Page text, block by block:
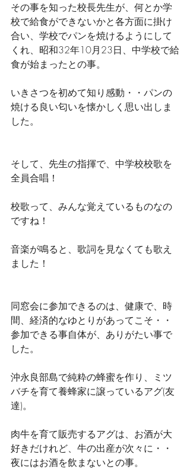
その事を知った校長先生が、何とか学
校で給食ができないかと各方面に掛け
合い、学校でパンを焼けるようにして
くれ、昭和32年10月23日、中学校で給
食が始まったとの事。
いきさつを初めて知り感動・・パンの
焼ける良い匂いを懐かしく思い出しま
した。
そして、先生の指揮で、中学校校歌を
全員合唱！
校歌って、みんな覚えているものなの
ですね！
音楽が鳴ると、歌詞を見なくても歌え
ました！
同窓会に参加できるのは、健康で、時
間、経済的なゆとりがあってこそ・・
参加できる事自体が、ありがたい事で
した。
沖永良部島で純粋の蜂蜜を作り、ミツ
バチを育て養蜂家に譲っているアグ(友
達)。
肉牛を育て販売するアグは、お酒が大
好きだけれど、牛の出産が次々に・・
夜にはお酒を飲まないとの事。